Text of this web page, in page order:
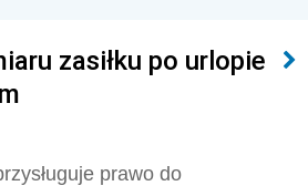
zasiłku po urlopie
prawo do